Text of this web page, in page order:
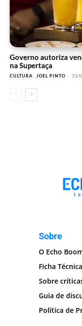
Governo autoriza
na Supertaça
CULTURA JOEL PINTO - 31/
Sobre
O Echo
Ficha
Sobre
Guia de
Política de